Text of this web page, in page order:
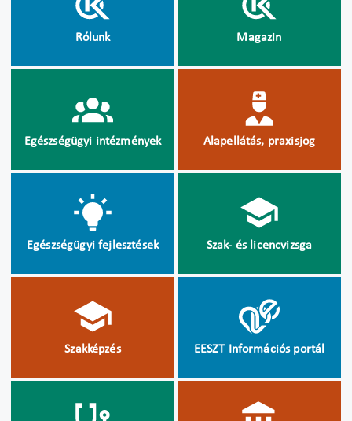
Rólunk Magazin
Egészségügyi intézmények Alapellátás, praxisjog
Egészségügyi fejlesztések Szak- és licencvizsga
Szakképzés EESZT Információs portál